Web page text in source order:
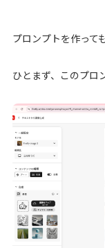
プロンプトを作って
ひとまず、このプロ